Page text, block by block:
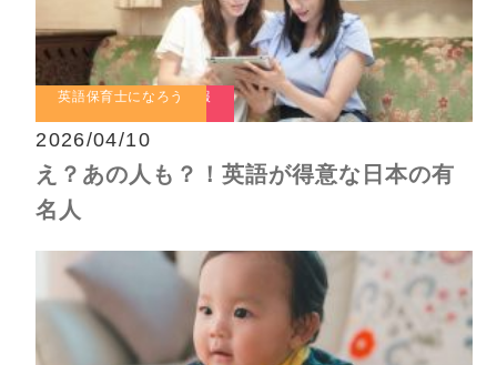
英語保育士お役立ち情報
2026/04/10
え？あの人も？！英語が得意な日本の有
名人
英語保育士になろう
英語保育士になろう